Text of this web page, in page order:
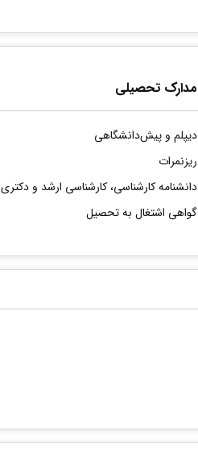
مدارک تحصیلی
دیپلم و پیش‌دانشگاهی
ریزنمرات
دانشنامه کارشناسی، کارشناسی ارشد و دکتری
گواهی اشتغال به تحصیل